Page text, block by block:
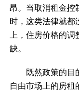
昂。当取消租金控
时，这类法律就都
上，住房价格的调
缺。
既然政策的目
自由市场上的房租